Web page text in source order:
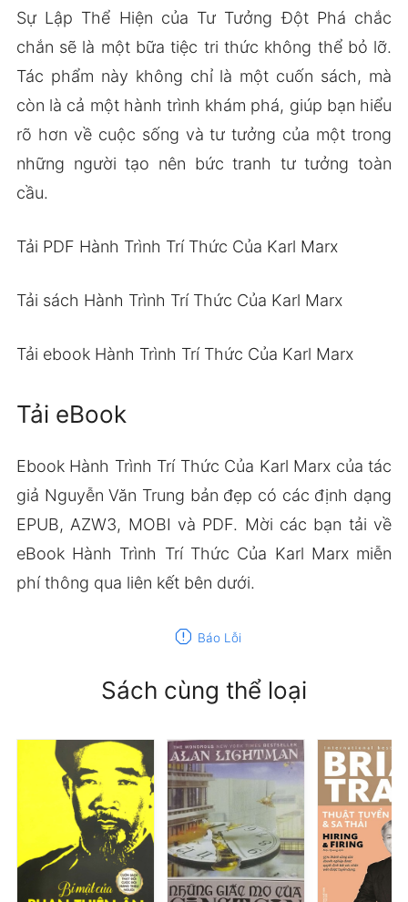
Sự Lập Thể Hiện của Tư Tưởng Đột Phá chắc
chắn sẽ là một bữa tiệc tri thức không thể bỏ lỡ.
Tác phẩm này không chỉ là một cuốn sách, mà
còn là cả một hành trình khám phá, giúp bạn hiểu
rõ hơn về cuộc sống và tư tưởng của một trong
những người tạo nên bức tranh tư tưởng toàn
cầu.
Tải PDF Hành Trình Trí Thức Của Karl Marx
Tải sách Hành Trình Trí Thức Của Karl Marx
Tải ebook Hành Trình Trí Thức Của Karl Marx
Tải eBook
Ebook Hành Trình Trí Thức Của Karl Marx của tác
giả Nguyễn Văn Trung bản đẹp có các định dạng
EPUB, AZW3, MOBI và PDF. Mời các bạn tải về
eBook Hành Trình Trí Thức Của Karl Marx miễn
phí thông qua liên kết bên dưới.
report Báo Lỗi
Sách cùng thể loại